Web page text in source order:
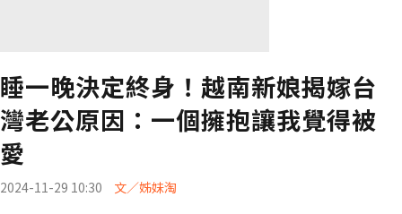
睡一晚決定終身！越南新娘揭嫁台
灣老公原因：一個擁抱讓我覺得被
愛
2024-11-29 10:30 文／姊妹淘